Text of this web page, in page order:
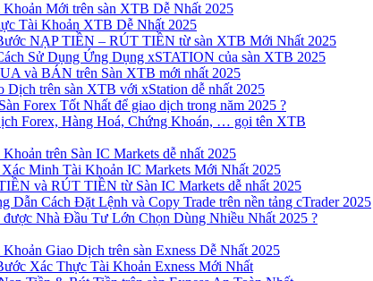
Mới trên sàn XTB Dễ Nhất 2025
Tài Khoản XTB Dễ Nhất 2025
NẠP TIỀN – RÚT TIỀN từ sàn XTB Mới Nhất 2025
Sử Dụng Ứng Dụng xSTATION của sàn XTB 2025
và BÁN trên Sàn XTB mới nhất 2025
Dịch trên sàn XTB với xStation dễ nhất 2025
Forex Tốt Nhất để giao dịch trong năm 2025 ?
Forex, Hàng Hoá, Chứng Khoán, … gọi tên XTB
trên Sàn IC Markets dễ nhất 2025
Minh Tài Khoản IC Markets Mới Nhất 2025
và RÚT TIỀN từ Sàn IC Markets dễ nhất 2025
Dẫn Cách Đặt Lệnh và Copy Trade trên nền tảng cTrader 2025
Nhà Đầu Tư Lớn Chọn Dùng Nhiều Nhất 2025 ?
Giao Dịch trên sàn Exness Dễ Nhất 2025
Xác Thực Tài Khoản Exness Mới Nhất